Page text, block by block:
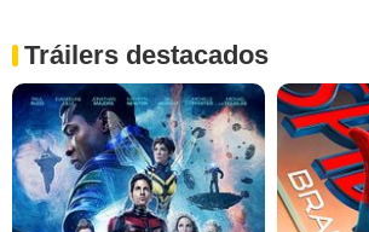
Tráilers destacados